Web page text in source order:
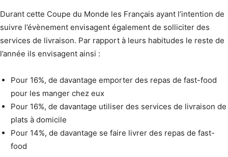
Durant cette Coupe du Monde les Français ayant l’intention de
suivre l’évènement envisagent également de solliciter des
services de livraison. Par rapport à leurs habitudes le reste de
l’année ils envisagent ainsi :
Pour 16%, de davantage emporter des repas de fast-food
pour les manger chez eux
Pour 16%, de davantage utiliser des services de livraison de
plats à domicile
Pour 14%, de davantage se faire livrer des repas de fast-
food